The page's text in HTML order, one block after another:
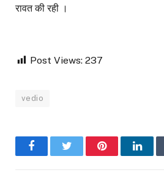
रावत की रही ।
Post Views: 237
vedio
FacebookTwitter Pinterest